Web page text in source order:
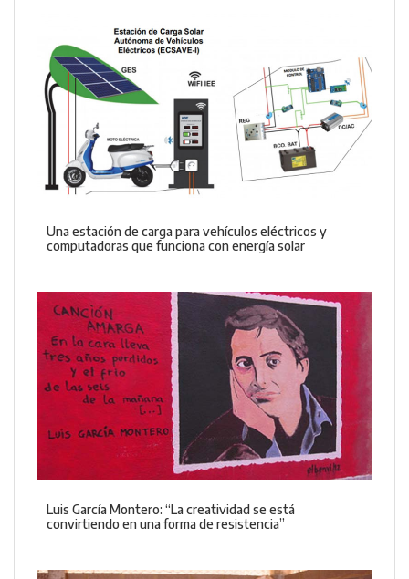
Una estación de carga para vehículos eléctricos y
computadoras que funciona con energía solar
Luis García Montero: “La creatividad se está
convirtiendo en una forma de resistencia”